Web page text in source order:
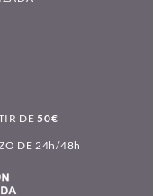
DE50€
DE 24h/48h